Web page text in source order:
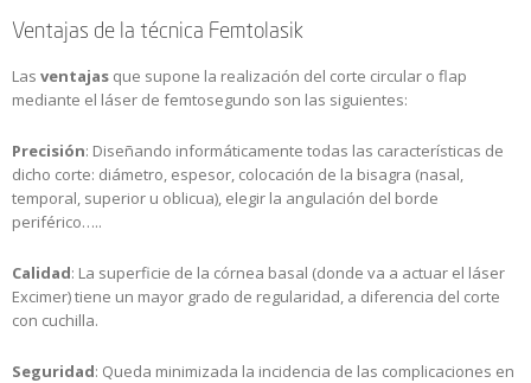
Ventajas de la técnica Femtolasik
Las ventajas que supone la realización del corte circular o flap
mediante el láser de femtosegundo son las siguientes:
Precisión: Diseñando informáticamente todas las características de
dicho corte: diámetro, espesor, colocación de la bisagra (nasal,
temporal, superior u oblicua), elegir la angulación del borde
periférico…..
Calidad: La superficie de la córnea basal (donde va a actuar el láser
Excimer) tiene un mayor grado de regularidad, a diferencia del corte
con cuchilla.
Seguridad: Queda minimizada la incidencia de las complicaciones en